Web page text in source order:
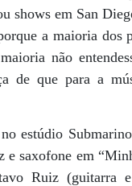
shows em San
a maioria dos
não
de que para a
estúdio
saxofone em
Ruiz (guitarra